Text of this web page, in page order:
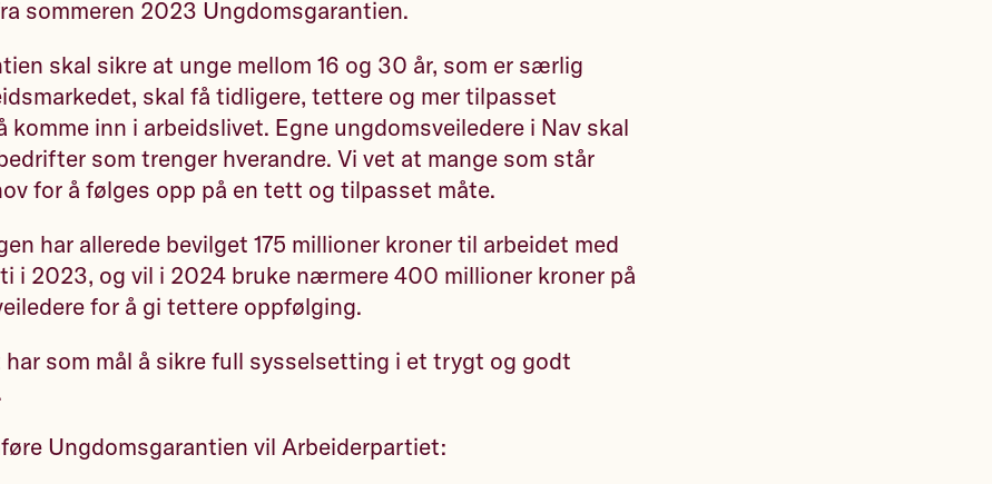
sommeren 2023 Ungdomsgarantien.
skal sikre at unge mellom 16 og 30 år, som er særlig
skal få tidligere, tettere og mer tilpasset
komme inn i arbeidslivet. Egne ungdomsveiledere i Nav skal
som trenger hverandre. Vi vet at mange som står
for å følges opp på en tett og tilpasset måte.
har allerede bevilget 175 millioner kroner til arbeidet med
i 2023, og vil i 2024 bruke nærmere 400 millioner kroner på
for å gi tettere oppfølging.
som mål å sikre full sysselsetting i et trygt og godt
Ungdomsgarantien vil Arbeiderpartiet: